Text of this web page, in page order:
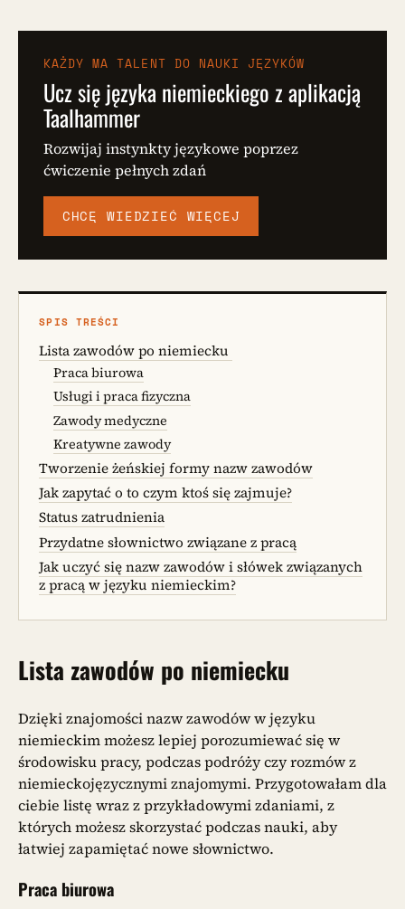
KAŻDY MA TALENT DO NAUKI JĘZYKÓW
Ucz się języka niemieckiego z aplikacją
Taalhammer
Rozwijaj instynkty językowe poprzez
ćwiczenie pełnych zdań
CHCĘ WIEDZIEĆ WIĘCEJ
SPIS TREŚCI
Lista zawodów po niemiecku
Praca biurowa
Usługi i praca fizyczna
Zawody medyczne
Kreatywne zawody
Tworzenie żeńskiej formy nazw zawodów
Jak zapytać o to czym ktoś się zajmuje?
Status zatrudnienia
Przydatne słownictwo związane z pracą
Jak uczyć się nazw zawodów i słówek związanych
z pracą w języku niemieckim?
Lista zawodów po niemiecku
Dzięki znajomości nazw zawodów w języku
niemieckim możesz lepiej porozumiewać się w
środowisku pracy, podczas podróży czy rozmów z
niemieckojęzycznymi znajomymi. Przygotowałam dla
ciebie listę wraz z przykładowymi zdaniami, z
których możesz skorzystać podczas nauki, aby
łatwiej zapamiętać nowe słownictwo.
Praca biurowa